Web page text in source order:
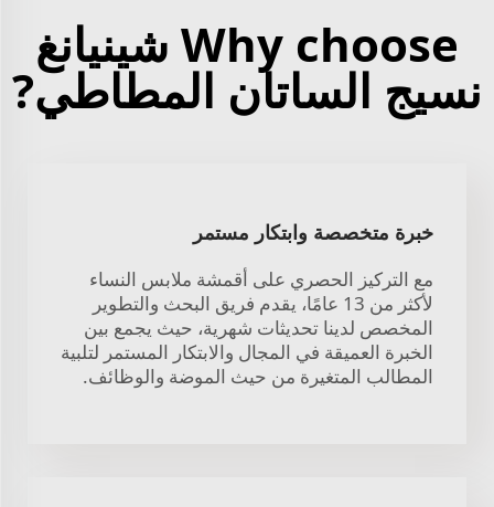
Why choose شينيانغ
نسيج الساتان المطاطي?
خبرة متخصصة وابتكار مستمر
مع التركيز الحصري على أقمشة ملابس النساء
لأكثر من 13 عامًا، يقدم فريق البحث والتطوير
المخصص لدينا تحديثات شهرية، حيث يجمع بين
الخبرة العميقة في المجال والابتكار المستمر لتلبية
المطالب المتغيرة من حيث الموضة والوظائف.